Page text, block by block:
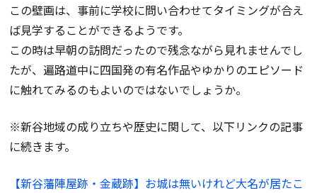
この壁画は、事前に学校に問い合わせてタイミングが合え
ば見学することができるようです。
この時は早朝の訪問だったので残念ながら見れませんでし
たが、遍路道中に四国発の有名作品やゆかりのエピソード
に触れてみるのもよいのではないでしょうか。
※新谷地域の成り立ちや歴史に関して、以下リンクの記事
に続きます。
【新谷藩陣屋跡・金蔵跡】お城は無いけれど大名が居たこ